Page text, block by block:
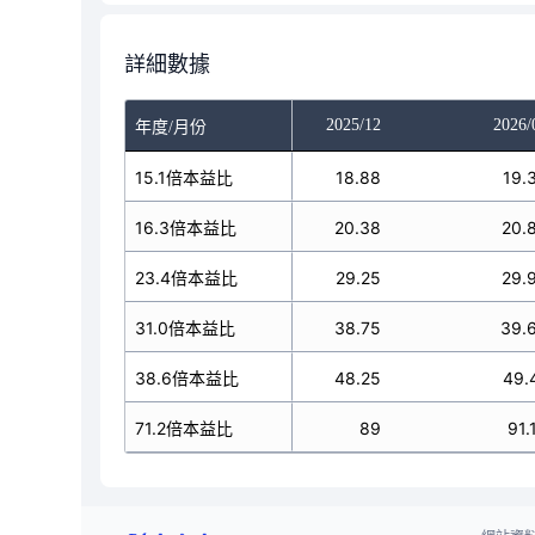
詳細數據
年度/月份
2025/11 2025/12 2026/
15.1倍本益比
16.3倍本益比
23.4倍本益比
31.0倍本益比
38.6倍本益比
71.2倍本益比
18.88 18.88
20.38 20.38
29.25 29.25
38.75 38.75
48.25 48.25
89 89